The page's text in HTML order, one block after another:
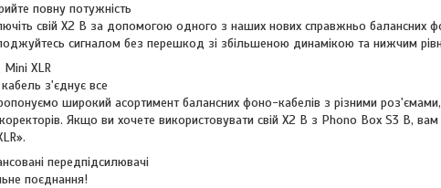
повну потужність
свій X2 B за допомогою одного з наших нових справжньо балансних
сигналом без перешкод зі збільшеною динамікою та нижчим
Mini XLR
з'єднує все
широкий асортимент балансних фоно-кабелів з різними
Якщо ви хочете використовувати свій X2 B з Phono Box S3 B,
передпідсилювачі
поєднання!